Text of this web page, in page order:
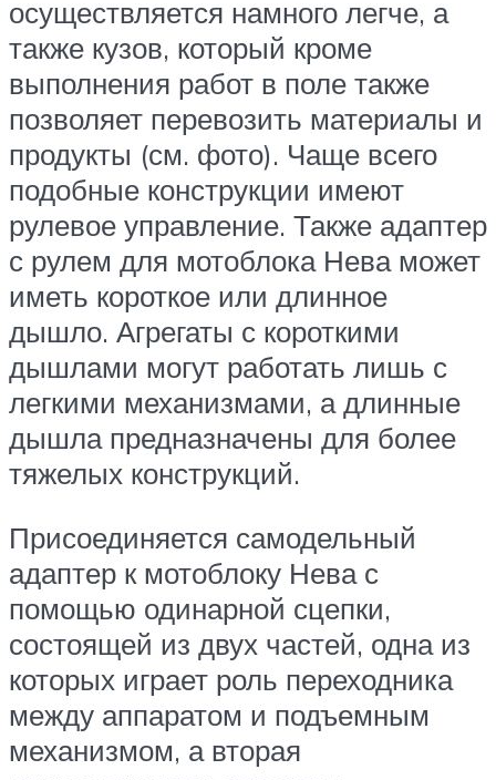
осуществляется намного легче, а
также кузов, который кроме
выполнения работ в поле также
позволяет перевозить материалы и
продукты (см. фото). Чаще всего
подобные конструкции имеют
рулевое управление. Также адаптер
с рулем для мотоблока Нева может
иметь короткое или длинное
дышло. Агрегаты с короткими
дышлами могут работать лишь с
легкими механизмами, а длинные
дышла предназначены для более
тяжелых конструкций.
Присоединяется самодельный
адаптер к мотоблоку Нева с
помощью одинарной сцепки,
состоящей из двух частей, одна из
которых играет роль переходника
между аппаратом и подъемным
механизмом, а вторая